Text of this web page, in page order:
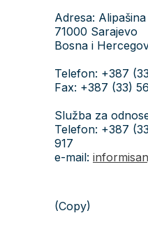
Adresa: Alipašina
71000 Sarajevo
Bosna i
Telefon: +387
Fax: +387 (33)
Služba za
Telefon: +387
917
e-mail:
(Copy)